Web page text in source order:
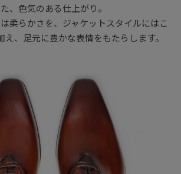
、色気のある仕上がり。
柔らかさを、ジャケットスタイルにはこ
え、足元に豊かな表情をもたらします。